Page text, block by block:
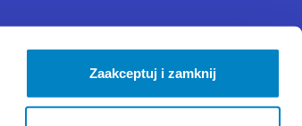
Zaakceptuj i zamknij